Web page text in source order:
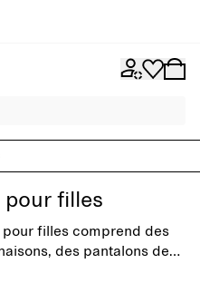
pour filles
filles comprend des
des pantalons de